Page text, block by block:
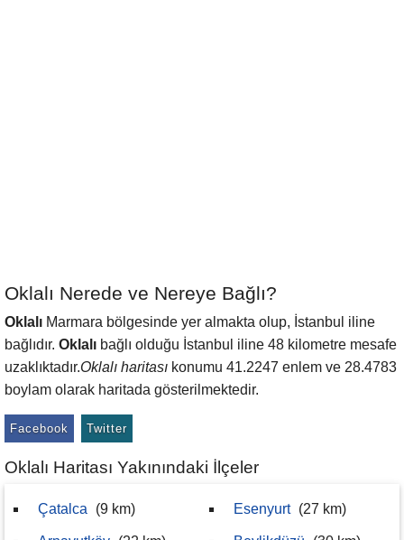
Oklalı Nerede ve Nereye Bağlı?
Oklalı Marmara bölgesinde yer almakta olup, İstanbul iline
bağlıdır. Oklalı bağlı olduğu İstanbul iline 48 kilometre mesafe
uzaklıktadır.Oklalı haritası konumu 41.2247 enlem ve 28.4783
boylam olarak haritada gösterilmektedir.
Facebook Twitter
Oklalı Haritası Yakınındaki İlçeler
Çatalca (9 km) Esenyurt (27 km)